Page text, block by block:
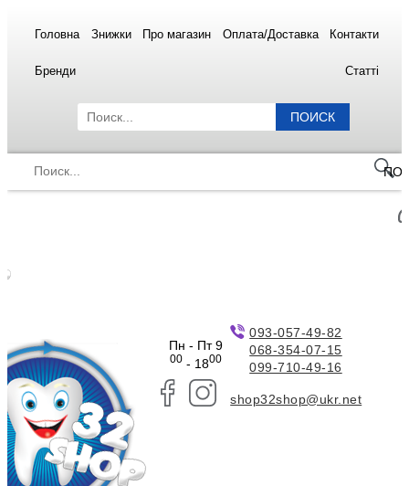
Головна Знижки Про магазин Оплата/Доставка Контакти
Бренди Статті
ПОИСК
Пн - Пт 9
00- 1800
093-057-49-82
068-354-07-15
099-710-49-16
shop32shop@ukr.net